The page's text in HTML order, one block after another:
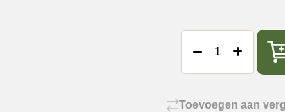
Forni
Moderno
Pizze
Toevoegen aan